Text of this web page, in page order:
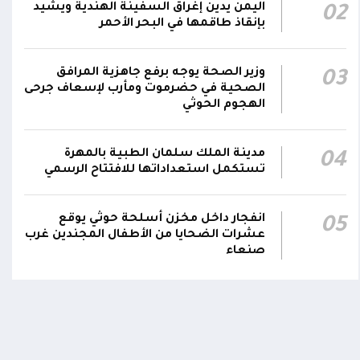
02
اليمن يدين إغراق السفينة الهندية ويشيد
بإنقاذ طاقمها في البحر الأحمر
03
وزير الصحة يوجه برفع جاهزية المرافق
الصحية في حضرموت ومأرب لإسعاف جرحى
الهجوم الحوثي
04
مدينة الملك سلمان الطبية بالمهرة
تستكمل استعداداتها للافتتاح الرسمي
05
انفجار داخل مخزن أسلحة حوثي يوقع
عشرات الضحايا من الأطفال المجندين غرب
صنعاء